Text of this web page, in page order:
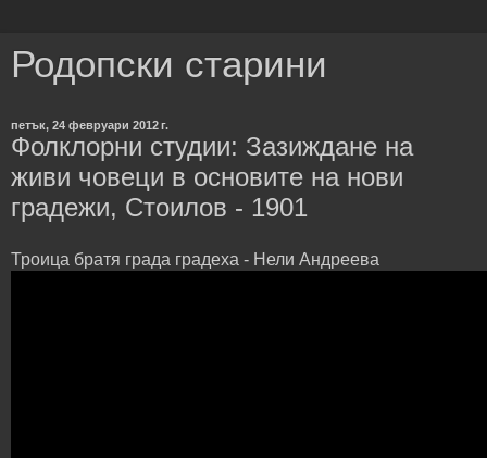
Родопски старини
петък, 24 февруари 2012 г.
Фолклорни студии: Зазиждане на
живи човеци в основите на нови
градежи, Стоилов - 1901
Троица братя града градеха - Нели Андреева